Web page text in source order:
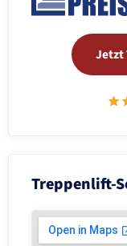
Jetzt
Treppenlift-